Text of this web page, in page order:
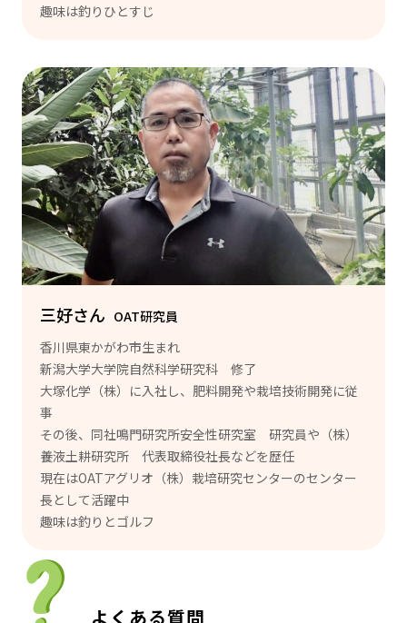
趣味は釣りひとすじ
三好さん OAT研究員
香川県東かがわ市生まれ
新潟大学大学院自然科学研究科 修了
大塚化学（株）に入社し、肥料開発や栽培技術開発に従
事
その後、同社鳴門研究所安全性研究室 研究員や（株）
養液土耕研究所 代表取締役社長などを歴任
現在はOATアグリオ（株）栽培研究センターのセンター
長として活躍中
趣味は釣りとゴルフ
よくある質問